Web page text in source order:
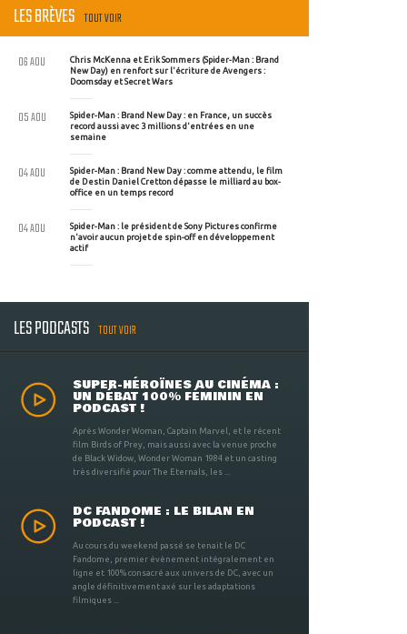
LES BRÈVES TOUT VOIR
Chris McKenna et Erik Sommers (Spider-Man : Brand
New Day) en renfort sur l'écriture de Avengers :
Doomsday et Secret Wars
06 AOU
Spider-Man : Brand New Day : en France, un succès
record aussi avec 3 millions d'entrées en une
semaine
05 AOU
Spider-Man : Brand New Day : comme attendu, le film
de Destin Daniel Cretton dépasse le milliard au box-
office en un temps record
04 AOU
Spider-Man : le président de Sony Pictures confirme
n'avoir aucun projet de spin-off en développement
actif
04 AOU
LES PODCASTS TOUT VOIR
SUPER-HÉROÏNES AU CINÉMA :
UN DÉBAT 100% FÉMININ EN
PODCAST !
Après Wonder Woman, Captain Marvel, et le récent
film Birds of Prey, mais aussi avec la venue proche
de Black Widow, Wonder Woman 1984 et un casting
très diversifié pour The Eternals, les ...
DC FANDOME : LE BILAN EN
PODCAST !
Au cours du weekend passé se tenait le DC
Fandome, premier évènement intégralement en
ligne et 100% consacré aux univers de DC, avec un
angle définitivement axé sur les adaptations
filmiques ...